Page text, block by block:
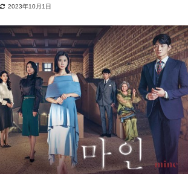
2023年10月1日